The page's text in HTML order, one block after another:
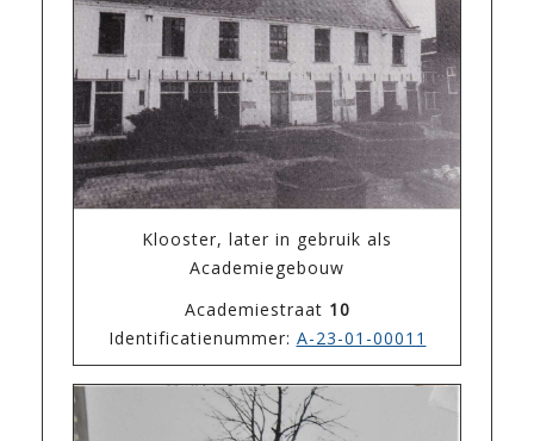
Klooster, later in gebruik als
Academiegebouw
Academiestraat 10
Identificatienummer: A-23-01-00011